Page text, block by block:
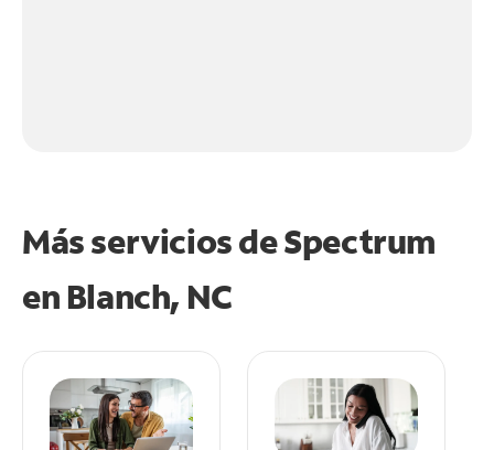
Más servicios de Spectrum
en Blanch, NC